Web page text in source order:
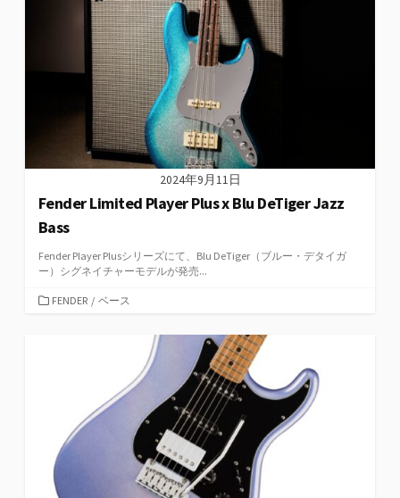
2024年9月11日
Fender Limited Player Plus x Blu DeTiger Jazz
Bass
Fender Player Plusシリーズにて、Blu DeTiger（ブルー・デタイガ
ー）シグネイチャーモデルが発売...
カFENDER / ベース